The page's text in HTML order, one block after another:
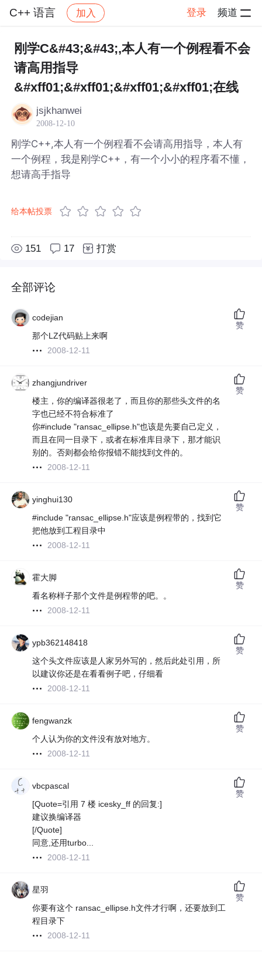
C++ 语言 加入 登录 频道
社区 C++ 语言 帖子详情
刚学C&#43;&#43;,本人有一个例程看不会
请高用指导
&#xff01;&#xff01;&#xff01;&#xff01;在线
jsjkhanwei
2008-12-10
刚学C++,本人有一个例程看不会请高用指导，本人有
一个例程，我是刚学C++，有一个小小的程序看不懂，
想请高手指导
给本帖投票
151 17 打赏
全部评论
codejian
那个LZ代码贴上来啊
2008-12-11
赞
zhangjundriver
楼主，你的编译器很老了，而且你的那些头文件的名
字也已经不符合标准了
你#include "ransac_ellipse.h"也该是先要自己定义，
而且在同一目录下，或者在标准库目录下，那才能识
别的。否则都会给你报错不能找到文件的。
2008-12-11
赞
yinghui130
#include "ransac_ellipse.h"应该是例程带的，找到它
把他放到工程目录中
2008-12-11
赞
霍大脚
看名称样子那个文件是例程带的吧。。
2008-12-11
赞
ypb362148418
这个头文件应该是人家另外写的，然后此处引用，所
以建议你还是在看看例子吧，仔细看
2008-12-11
赞
fengwanzk
个人认为你的文件没有放对地方。
2008-12-11
赞
vbcpascal
[Quote=引用 7 楼 icesky_ff 的回复:]
建议换编译器
[/Quote]
同意,还用turbo...
2008-12-11
赞
星羽
你要有这个 ransac_ellipse.h文件才行啊，还要放到工
程目录下
2008-12-11
赞